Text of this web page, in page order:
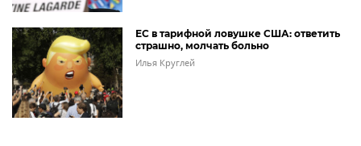
ЕС в тарифной ловушке США: ответить
страшно, молчать больно
Илья Круглей